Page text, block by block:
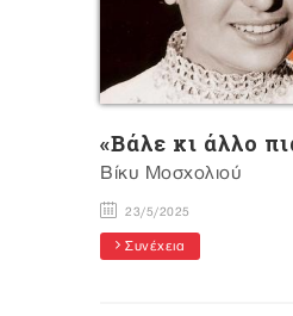
«Bάλε κι άλλο
Βίκυ Μοσχολιού
23/5/2025
Συνέχεια